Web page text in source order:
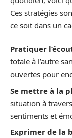
Ces stratégies
ce soit dans un
Pratiquer
totale à l’autre
ouvertes pour
Se mettre à la
situation à
sentiments et
Exprimer de la